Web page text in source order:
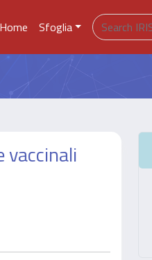
Home Sfoglia
vaccinali